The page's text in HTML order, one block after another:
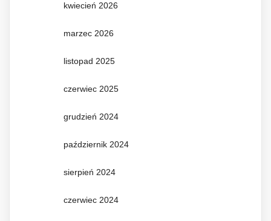
kwiecień 2026
marzec 2026
listopad 2025
czerwiec 2025
grudzień 2024
październik 2024
sierpień 2024
czerwiec 2024